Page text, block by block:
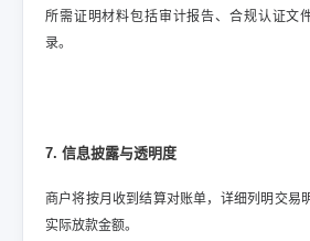
所需证明材料包括审计报告、合规认证文
录。
7. 信息披露与透明度
商户将按月收到结算对账单，详细列明交易
实际放款金额。